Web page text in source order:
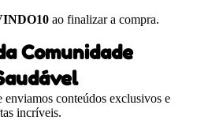
ao finalizar a compra.
Comunidade
conteúdos exclusivos e
incríveis.